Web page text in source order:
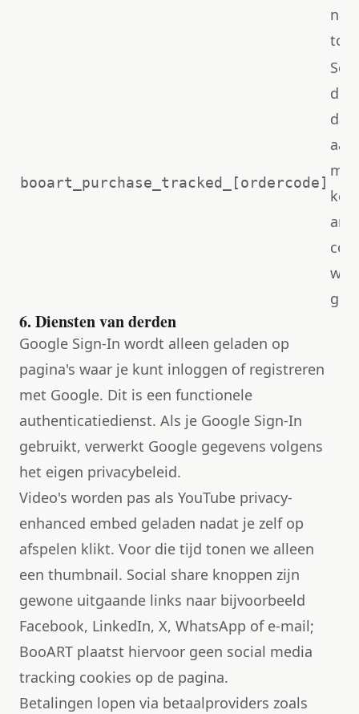
na
booart_purchase_tracked_[ordercode]
die
dat
6. Diensten van derden
Google Sign-In wordt alleen geladen op
pagina's waar je kunt inloggen of registreren
met Google. Dit is een functionele
authenticatiedienst. Als je Google Sign-In
gebruikt, verwerkt Google gegevens volgens
het eigen privacybeleid.
Video's worden pas als YouTube privacy-
enhanced embed geladen nadat je zelf op
afspelen klikt. Voor die tijd tonen we alleen
een thumbnail. Social share knoppen zijn
gewone uitgaande links naar bijvoorbeeld
Facebook, LinkedIn, X, WhatsApp of e-mail;
BooART plaatst hiervoor geen social media
tracking cookies op de pagina.
Betalingen lopen via betaalproviders zoals